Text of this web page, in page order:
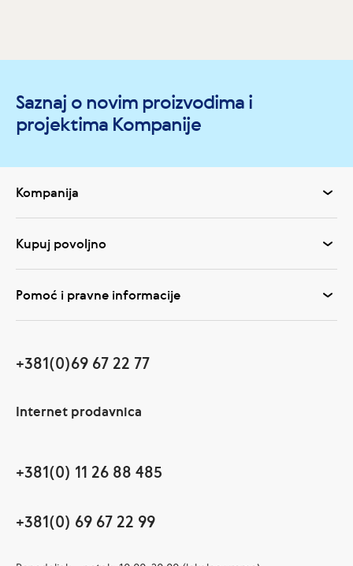
Saznaj o novim proizvodima i
projektima Kompanije
Kompanija
Kupuj povoljno
Pomoć i pravne informacije
+381(0)69 67 22 77
Internet prodavnica
+381(0) 11 26 88 485
+381(0) 69 67 22 99